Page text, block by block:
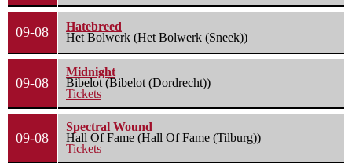
09-08
Hatebreed
Het Bolwerk (Het Bolwerk (Sneek))
09-08
Midnight
Bibelot (Bibelot (Dordrecht))
Tickets
09-08
Spectral Wound
Hall Of Fame (Hall Of Fame (Tilburg))
Tickets